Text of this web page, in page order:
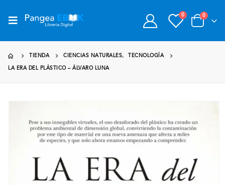
0 0
TIENDA CIENCIAS NATURALES, TECNOLOGÍA
LA ERA DEL PLÁSTICO – ÁLVARO LUNA